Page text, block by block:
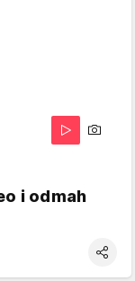
i odmah